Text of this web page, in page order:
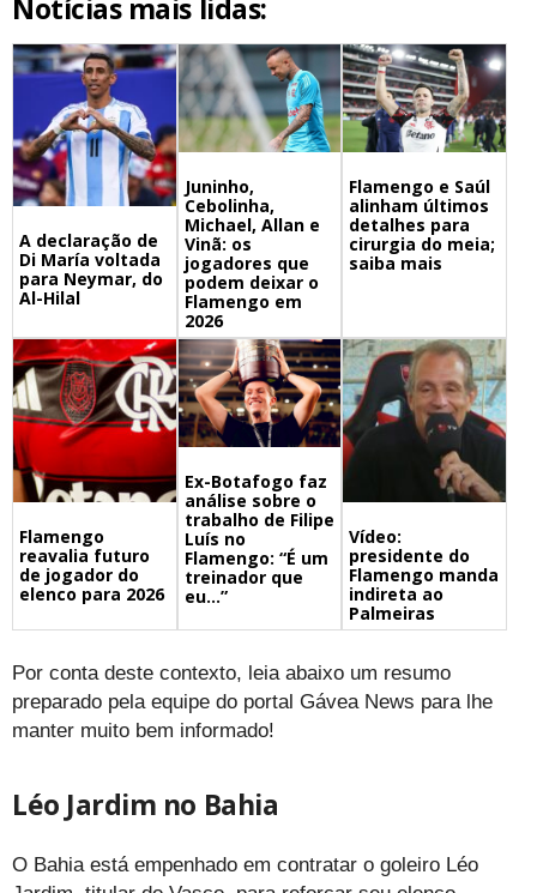
Notícias mais lidas:
A declaração de
Di María voltada
para Neymar, do
Al-Hilal
Juninho,
Cebolinha,
Michael, Allan e
Vinã: os
jogadores que
podem deixar o
Flamengo em
2026
Flamengo e Saúl
alinham últimos
detalhes para
cirurgia do meia;
saiba mais
Flamengo
reavalia futuro
de jogador do
elenco para 2026
Ex-Botafogo faz
análise sobre o
trabalho de Filipe
Luís no
Flamengo: “É um
treinador que
eu…”
Vídeo:
presidente do
Flamengo manda
indireta ao
Palmeiras
Por conta deste contexto, leia abaixo um resumo
preparado pela equipe do portal Gávea News para lhe
manter muito bem informado!
Léo Jardim no Bahia
O Bahia está empenhado em contratar o goleiro Léo